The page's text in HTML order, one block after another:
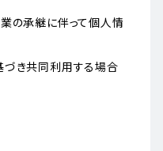
業の承継に伴って個人情
づき共同利用する場合